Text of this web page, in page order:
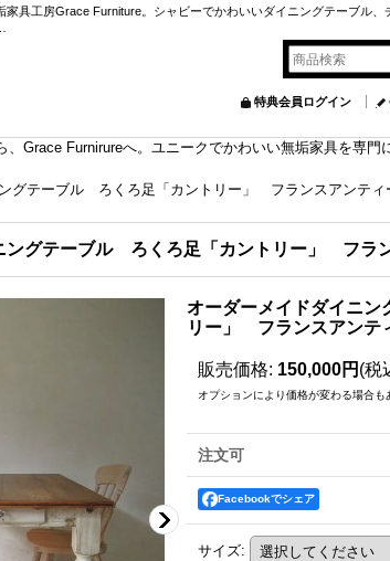
具工房Grace Furniture。シャビーでかわいいダイニングテーブル、
特典会員ログイン
Grace Furnirureへ。ユニークでかわいい無垢家具を専門
グテーブル ろくろ足「カントリー」 フランスアンティ
ングテーブル ろくろ足「カントリー」 フラ
オーダーメイドダイニ
リー」 フランスアンテ
販売価格: 150,000円 (税
オプションにより価格が変わる場合も
注文可
Facebookでシェア
サイズ: